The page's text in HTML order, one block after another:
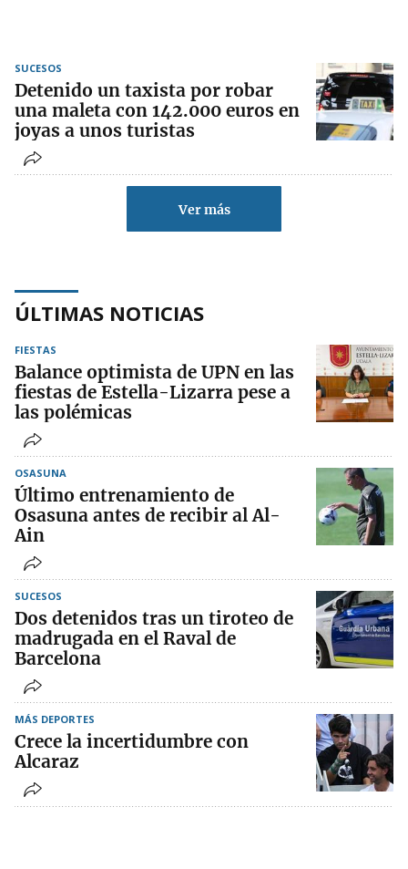
SUCESOS
Detenido un taxista por robar
una maleta con 142.000 euros en
joyas a unos turistas
Ver más
ÚLTIMAS NOTICIAS
FIESTAS
Balance optimista de UPN en las
fiestas de Estella-Lizarra pese a
las polémicas
OSASUNA
Último entrenamiento de
Osasuna antes de recibir al Al-
Ain
SUCESOS
Dos detenidos tras un tiroteo de
madrugada en el Raval de
Barcelona
MÁS DEPORTES
Crece la incertidumbre con
Alcaraz